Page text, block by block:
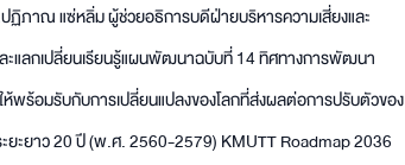
ภาณ แซ่หลิ่ม ผู้ช่วยอธิการบดีฝ่ายบริหารความเสี่ยงและ
แลกเปลี่ยนเรียนรู้แผนพัฒนาฉบับที่ 14 ทิศทางการพัฒนา
ห้พร้อมรับกับการเปลี่ยนแปลงของโลกที่ส่งผลต่อการปรับตัวของ
ะยาว 20 ปี (พ.ศ. 2560-2579) KMUTT Roadmap 2036